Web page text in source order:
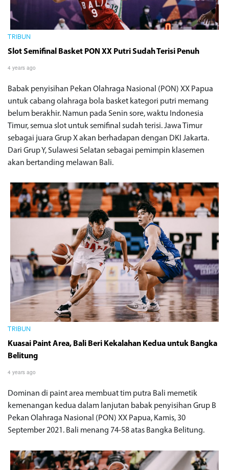
TRIBUN
Slot Semifinal Basket PON XX Putri Sudah Terisi Penuh
4 years ago
Babak penyisihan Pekan Olahraga Nasional (PON) XX Papua
untuk cabang olahraga bola basket kategori putri memang
belum berakhir. Namun pada Senin sore, waktu Indonesia
Timur, semua slot untuk semifinal sudah terisi. Jawa Timur
sebagai juara Grup X akan berhadapan dengan DKI Jakarta.
Dari Grup Y, Sulawesi Selatan sebagai pemimpin klasemen
akan bertanding melawan Bali.
TRIBUN
Kuasai Paint Area, Bali Beri Kekalahan Kedua untuk Bangka
Belitung
4 years ago
Dominan di paint area membuat tim putra Bali memetik
kemenangan kedua dalam lanjutan babak penyisihan Grup B
Pekan Olahraga Nasional (PON) XX Papua, Kamis, 30
September 2021. Bali menang 74-58 atas Bangka Belitung.